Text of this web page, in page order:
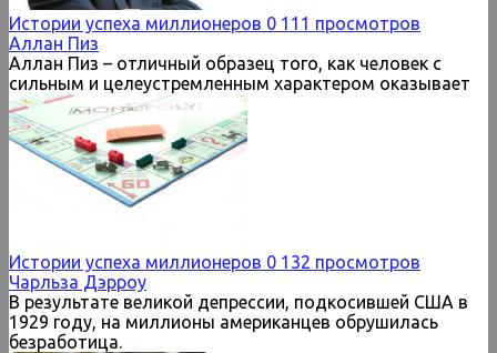
Истории успеха миллионеров 0 111 просмотров
Аллан Пиз
Аллан Пиз – отличный образец того, как человек с
сильным и целеустремленным характером оказывает
Истории успеха миллионеров 0 132 просмотров
Чарльза Дэрроу
В результате великой депрессии, подкосившей США в
1929 году, на миллионы американцев обрушилась
безработица.